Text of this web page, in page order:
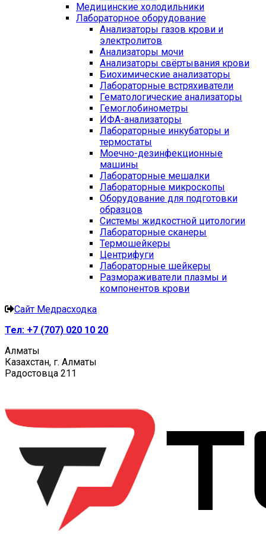
Медицинские холодильники
Лабораторное оборудование
Анализаторы газов крови и
электролитов
Анализаторы мочи
Анализаторы свёртывания крови
Биохимические анализаторы
Лабораторные встряхиватели
Гематологические анализаторы
Гемоглобинометры
ИФА-анализаторы
Лабораторные инкубаторы и
термостаты
Моечно-дезинфекционные
машины
Лабораторные мешалки
Лабораторные микроскопы
Оборудование для подготовки
образцов
Системы жидкостной цитологии
Лабораторные сканеры
Термошейкеры
Центрифуги
Лабораторные шейкеры
Размораживатели плазмы и
компонентов крови
Сайт Медрасходка
Тел: +7 (707) 020 10 20
Алматы
Казахстан, г. Алматы
Радостовца 211